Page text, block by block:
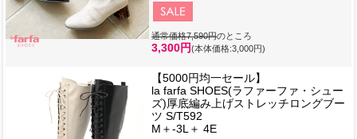
通常価格7,590円のところ
3,300円(本体価格:3,000円)
【5000円均一セール】
la farfa SHOES(ラファーファ・シュー
ズ)厚底編み上げストレッチロングブー
ツ S/T592
M＋-3L＋ 4E